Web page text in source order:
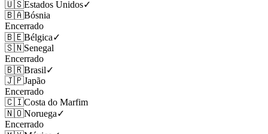
🇺🇸Estados Unidos✓
🇧🇦Bósnia
Encerrado
🇧🇪Bélgica✓
🇸🇳Senegal
Encerrado
🇧🇷Brasil✓
🇯🇵Japão
Encerrado
🇨🇮Costa do Marfim
🇳🇴Noruega✓
Encerrado